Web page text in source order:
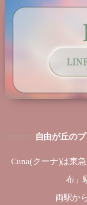
自由が丘の
Cuna(クーナ)は東
布」
両駅か